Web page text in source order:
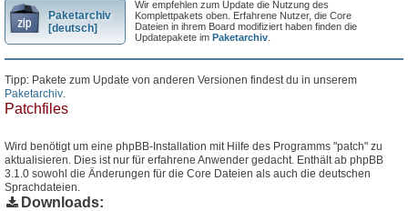
Paketarchiv
[deutsch]
Wir empfehlen zum Update die Nutzung des
Komplettpakets oben. Erfahrene Nutzer, die Core
Dateien in ihrem Board modifiziert haben finden die
Updatepakete imPaketarchiv
Tipp: Pakete zum Update von anderen Versionen findest du in unserem
Paketarchiv
Patchfiles
Wird benötigt um eine phpBB-Installation mit Hilfe des Programms "patch" zu
aktualisieren. Dies ist nur für erfahrene Anwender gedacht. Enthält ab phpBB
3.1.0 sowohl die Änderungen für die Core Dateien als auch die deutschen
Sprachdateien.
Downloads: